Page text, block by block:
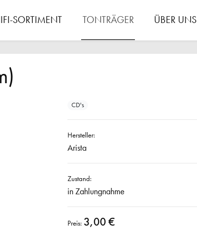
SORTIMENT TONTRÄGER ÜBER UNS
CD's
Hersteller:
Arista
Zustand:
in Zahlungnahme
Preis: 3,00 €